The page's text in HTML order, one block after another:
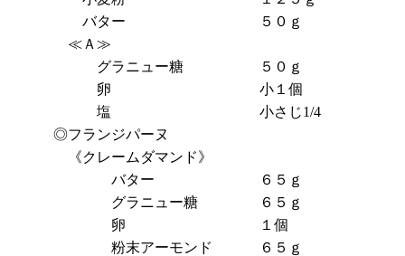
バター
５０ｇ
≪Ａ≫
グラニュー糖
５０ｇ
卵
小１個
塩
小さじ1/4
◎フランジパーヌ
《クレームダマンド》
バター
６５ｇ
グラニュー糖
６５ｇ
卵
１個
粉末アーモンド
６５ｇ